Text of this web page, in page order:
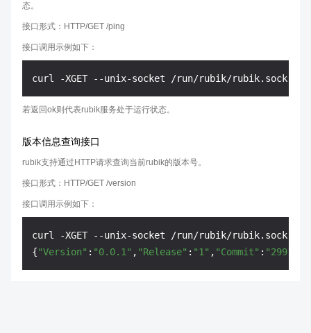
态。
接口形式：HTTP/GET /ping
接口调用示例如下：
若返回ok则代表rubik服务处于运行状态。
版本信息查询接口
rubik支持通过HTTP请求查询当前rubik的版本号。
接口形式：HTTP/GET /version
接口调用示例如下：
curl -XGET --unix-socket /run/rubik/rubik.sock
{"Version" : "0.0.1" , "Release" : "1" , "Commit" :